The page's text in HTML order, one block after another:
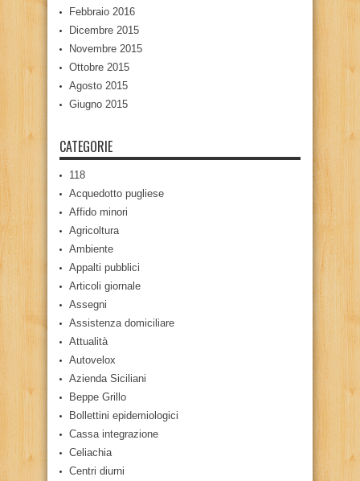
Febbraio 2016
Dicembre 2015
Novembre 2015
Ottobre 2015
Agosto 2015
Giugno 2015
CATEGORIE
118
Acquedotto pugliese
Affido minori
Agricoltura
Ambiente
Appalti pubblici
Articoli giornale
Assegni
Assistenza domiciliare
Attualità
Autovelox
Azienda Siciliani
Beppe Grillo
Bollettini epidemiologici
Cassa integrazione
Celiachia
Centri diurni